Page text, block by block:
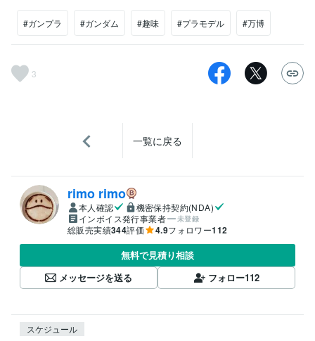
#ガンプラ #ガンダム #趣味 #プラモデル #万博
3
一覧に戻る
rimo rimo
本人確認
機密保持契約(NDA)
インボイス発行事業者
未登録
総販売実績344評価 4.9フォロワー112
無料で見積り相談
メッセージを送る
フォロー112
スケジュール